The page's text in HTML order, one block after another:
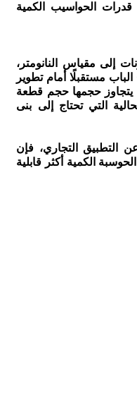
قدرات الحواسيب الكمية
إلى مقياس النانومتر،
مستقبلًا أمام تطوير
يتجاوز حجمها حجم قطعة
التي تحتاج إلى بنى
التطبيق التجاري، فإن
الكمية أكثر قابلية